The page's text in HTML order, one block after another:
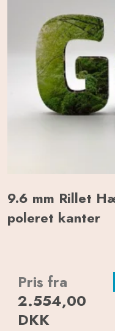
9.6 mm Rillet
poleret kanter
Pris fra
2.554,00
DKK